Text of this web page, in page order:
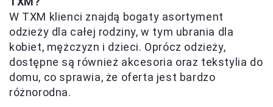
W TXM klienci znajdą bogaty asortyment
odzieży dla całej rodziny, w tym ubrania dla
kobiet, mężczyzn i dzieci. Oprócz odzieży,
dostępne są również akcesoria oraz tekstylia do
domu, co sprawia, że oferta jest bardzo
różnorodna.